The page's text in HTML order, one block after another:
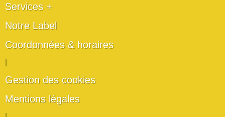
Services +
Notre Label
Coordonnées & horaires
Gestion des cookies
Mentions légales